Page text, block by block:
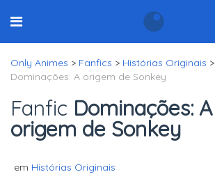
Only Animes > Fanfics > Histórias Originais >
Dominações: A origem de Sonkey
Fanfic Dominações: A
origem de Sonkey
em Histórias Originais